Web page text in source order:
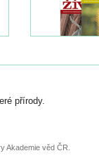
přírody.
Akademie věd ČR.